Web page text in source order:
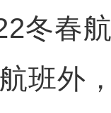
春航
班外